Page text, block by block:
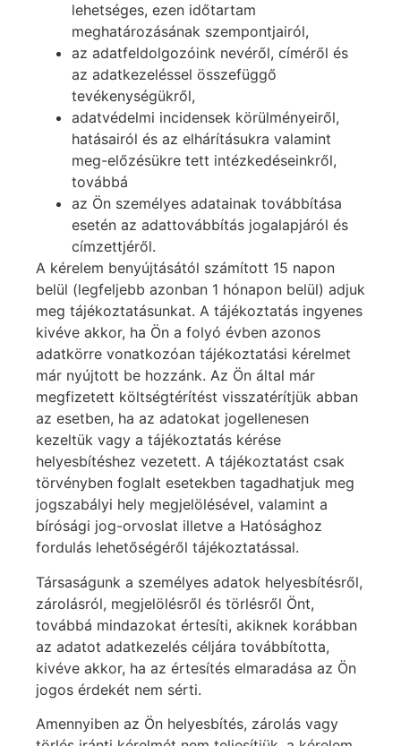
lehetséges, ezen időtartam
meghatározásának szempontjairól,
az adatfeldolgozóink nevéről, címéről és
az adatkezeléssel összefüggő
tevékenységükről,
adatvédelmi incidensek körülményeiről,
hatásairól és az elhárításukra valamint
meg-előzésükre tett intézkedéseinkről,
továbbá
az Ön személyes adatainak továbbítása
esetén az adattovábbítás jogalapjáról és
címzettjéről.
A kérelem benyújtásától számított 15 napon
belül (legfeljebb azonban 1 hónapon belül) adjuk
meg tájékoztatásunkat. A tájékoztatás ingyenes
kivéve akkor, ha Ön a folyó évben azonos
adatkörre vonatkozóan tájékoztatási kérelmet
már nyújtott be hozzánk. Az Ön által már
megfizetett költségtérítést visszatérítjük abban
az esetben, ha az adatokat jogellenesen
kezeltük vagy a tájékoztatás kérése
helyesbítéshez vezetett. A tájékoztatást csak
törvényben foglalt esetekben tagadhatjuk meg
jogszabályi hely megjelölésével, valamint a
bírósági jog-orvoslat illetve a Hatósághoz
fordulás lehetőségéről tájékoztatással.
Társaságunk a személyes adatok helyesbítésről,
zárolásról, megjelölésről és törlésről Önt,
továbbá mindazokat értesíti, akiknek korábban
az adatot adatkezelés céljára továbbította,
kivéve akkor, ha az értesítés elmaradása az Ön
jogos érdekét nem sérti.
Amennyiben az Ön helyesbítés, zárolás vagy